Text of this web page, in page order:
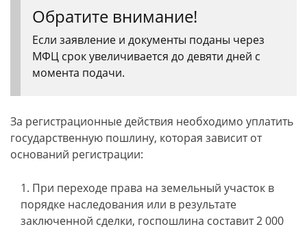
Обратите внимание!
Если заявление и документы поданы через
МФЦ срок увеличивается до девяти дней с
момента подачи.
За регистрационные действия необходимо уплатить
государственную пошлину, которая зависит от
оснований регистрации:
При переходе права на земельный участок в
порядке наследования или в результате
заключенной сделки, госпошлина составит 2 000